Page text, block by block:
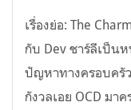
เรื่องย่อ: The
กับ Dev ชาร์ลีเป็น
ปัญหาทางครอบครั
กังวลเอย OCD มา